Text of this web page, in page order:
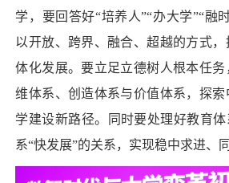
学，要回答好“培养人”“办大学”“融
以开放、跨界、融合、超越的方式
体化发展。要立足立德树人根本任
维体系、创造体系与价值体系，探
学建设新路径。同时要处理好教育
系“快发展”的关系，实现稳中求进、